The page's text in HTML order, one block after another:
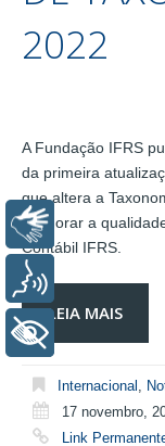
2022
A Fundação IFRS
da primeira
que altera a
melhorar a
Contábil IFRS.
LEIA MAIS
Internacional ,
17 novembro,
Link
Libras